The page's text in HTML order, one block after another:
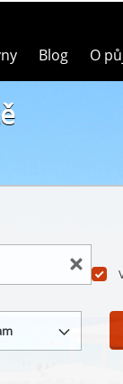
Blog O